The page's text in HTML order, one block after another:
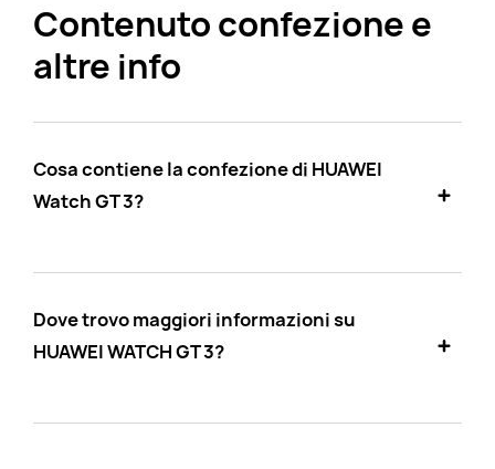
Contenuto confezione e
altre info
Cosa contiene la confezione di HUAWEI
Watch GT 3?
Dove trovo maggiori informazioni su
HUAWEI WATCH GT 3?